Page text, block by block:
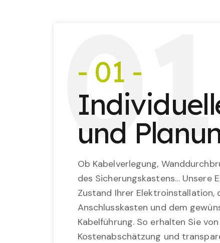
01
- 01 -
und
Ob Kabelverlegung,
des Sicherungskastens… Unsere
Zustand Ihrer Elektroinstallation,
Anschlusskasten und dem
Kabelführung. So erhalten Sie
Kostenabschätzung und